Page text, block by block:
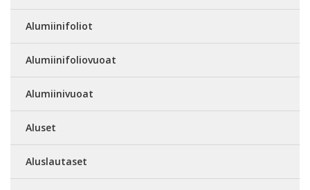
Alumiinifoliot
Alumiinifoliovuoat
Alumiinivuoat
Aluset
Aluslautaset